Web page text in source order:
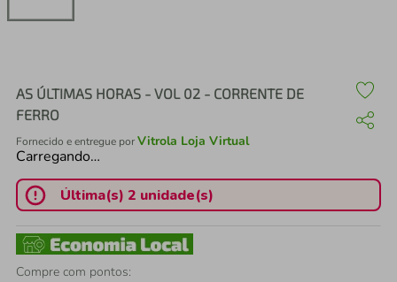
AS ÚLTIMAS HORAS - VOL 02 - CORRENTE DE
FERRO
Fornecido e entregue porVitrola Loja Virtual
Carregando…
Última(s) 2 unidade(s)
Compre com pontos: